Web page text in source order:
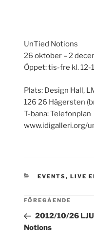
UnTied Notions
26 oktober – 2
Öppet: tis-fre kl. 12-
Plats: Design Hall,
126 26 Hägersten
T-bana: Telefonplan
www.idigalleri.org/
KATEGORIER
EVENTS, LIVE
FÖREGÅENDE
2012/10/26
Notions